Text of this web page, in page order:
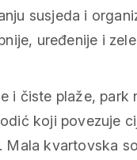
susjeda i
uređenije i
i čiste plaže, park
koji povezuje
kvartovska